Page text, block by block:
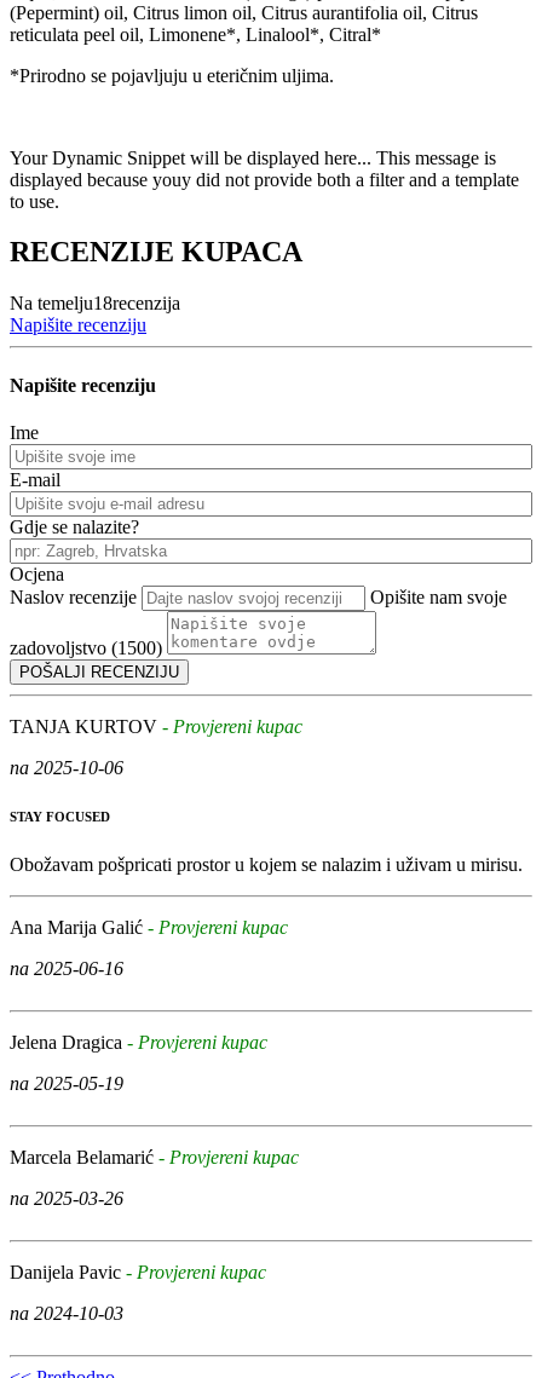
(Pepermint) oil, Citrus limon oil, Citrus aurantifolia oil, Citrus
reticulata peel oil, Limonene*, Linalool*, Citral*
*Prirodno se pojavljuju u eteričnim uljima.
Your Dynamic Snippet will be displayed here... This message is
displayed because youy did not provide both a filter and a template
to use.
RECENZIJE KUPACA
Na temelju18recenzija
Napišite recenziju
Napišite recenziju
Ime
E-mail
Gdje se nalazite?
Ocjena
Naslov recenzije
Opišite nam svoje
zadovoljstvo (1500)
TANJA KURTOV - Provjereni kupac
na 2025-10-06
STAY FOCUSED
Obožavam pošpricati prostor u kojem se nalazim i uživam u mirisu.
Ana Marija Galić - Provjereni kupac
na 2025-06-16
Jelena Dragica - Provjereni kupac
na 2025-05-19
Marcela Belamarić - Provjereni kupac
na 2025-03-26
Danijela Pavic - Provjereni kupac
na 2024-10-03